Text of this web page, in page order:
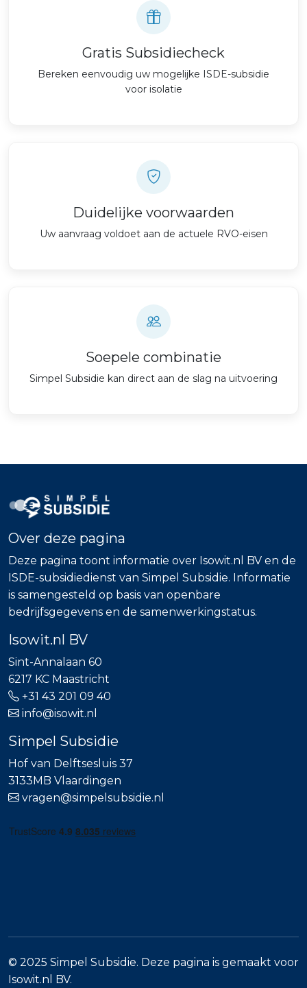
Gratis Subsidiecheck
Bereken eenvoudig uw mogelijke ISDE-subsidie
voor isolatie
Duidelijke voorwaarden
Uw aanvraag voldoet aan de actuele RVO-eisen
Soepele combinatie
Simpel Subsidie kan direct aan de slag na uitvoering
Over deze pagina
Deze pagina toont informatie over Isowit.nl BV en de
ISDE-subsidiedienst van Simpel Subsidie. Informatie
is samengesteld op basis van openbare
bedrijfsgegevens en de samenwerkingstatus.
Isowit.nl BV
Sint-Annalaan 60
6217 KC Maastricht
+31 43 201 09 40
info@isowit.nl
Simpel Subsidie
Hof van Delftsesluis 37
3133MB Vlaardingen
vragen@simpelsubsidie.nl
© 2025 Simpel Subsidie. Deze pagina is gemaakt voor
Isowit.nl BV.